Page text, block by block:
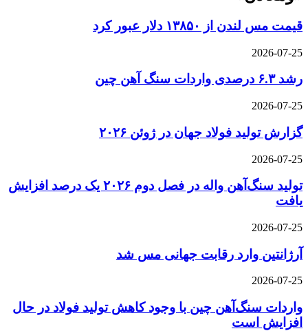
قیمت مس لندن از ۱۳۸۵۰ دلار عبور کرد
2026-07-25
رشد ۶.۳ درصدی واردات سنگ آهن چین
2026-07-25
گزارش تولید فولاد جهان در ژوئن ۲۰۲۶
2026-07-25
تولید سنگ‌آهن واله در فصل دوم ۲۰۲۶ یک درصد افزایش
یافت
2026-07-25
آرژانتین وارد رقابت جهانی مس شد
2026-07-25
واردات سنگ‌آهن چین با وجود کاهش تولید فولاد در حال
افزایش است